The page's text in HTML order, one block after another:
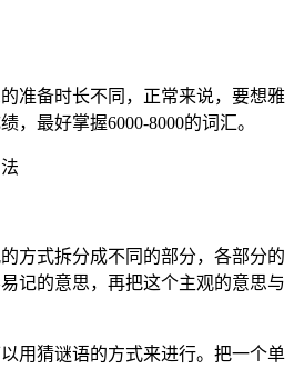
备时长不同，正常来说，要想雅
，最好掌握6000-8000的词汇。
式拆分成不同的部分，各部分的
记的意思，再把这个主观的意思与
猜谜语的方式来进行。把一个单